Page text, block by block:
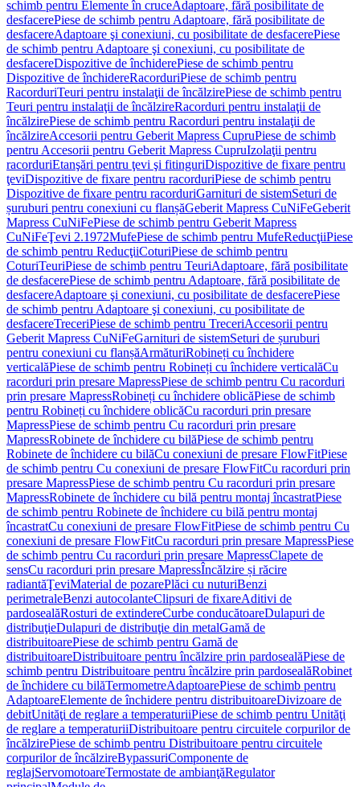
schimb pentru Elemente în cruceAdaptoare, fără posibilitate de
desfacerePiese de schimb pentru Adaptoare, fără posibilitate de
desfacereAdaptoare şi conexiuni, cu posibilitate de desfacerePiese
de schimb pentru Adaptoare şi conexiuni, cu posibilitate de
desfacereDispozitive de închiderePiese de schimb pentru
Dispozitive de închidereRacorduriPiese de schimb pentru
RacorduriTeuri pentru instalaţii de încălzirePiese de schimb pentru
Teuri pentru instalaţii de încălzireRacorduri pentru instalaţii de
încălzirePiese de schimb pentru Racorduri pentru instalaţii de
încălzireAccesorii pentru Geberit Mapress CupruPiese de schimb
pentru Accesorii pentru Geberit Mapress CupruIzolaţii pentru
racorduriEtanşări pentru ţevi şi fitinguriDispozitive de fixare pentru
ţeviDispozitive de fixare pentru racorduriPiese de schimb pentru
Dispozitive de fixare pentru racorduriGarnituri de sistemSeturi de
șuruburi pentru conexiuni cu flanșăGeberit Mapress CuNiFeGeberit
Mapress CuNiFePiese de schimb pentru Geberit Mapress
CuNiFeŢevi 2.1972MufePiese de schimb pentru MufeReducţiiPiese
de schimb pentru ReducţiiCoturiPiese de schimb pentru
CoturiTeuriPiese de schimb pentru TeuriAdaptoare, fără posibilitate
de desfacerePiese de schimb pentru Adaptoare, fără posibilitate de
desfacereAdaptoare şi conexiuni, cu posibilitate de desfacerePiese
de schimb pentru Adaptoare şi conexiuni, cu posibilitate de
desfacereTreceriPiese de schimb pentru TreceriAccesorii pentru
Geberit Mapress CuNiFeGarnituri de sistemSeturi de șuruburi
pentru conexiuni cu flanșăArmăturiRobineți cu închidere
verticalăPiese de schimb pentru Robineți cu închidere verticalăCu
racorduri prin presare MapressPiese de schimb pentru Cu racorduri
prin presare MapressRobineți cu închidere oblicăPiese de schimb
pentru Robineți cu închidere oblicăCu racorduri prin presare
MapressPiese de schimb pentru Cu racorduri prin presare
MapressRobinete de închidere cu bilăPiese de schimb pentru
Robinete de închidere cu bilăCu conexiuni de presare FlowFitPiese
de schimb pentru Cu conexiuni de presare FlowFitCu racorduri prin
presare MapressPiese de schimb pentru Cu racorduri prin presare
MapressRobinete de închidere cu bilă pentru montaj încastratPiese
de schimb pentru Robinete de închidere cu bilă pentru montaj
încastratCu conexiuni de presare FlowFitPiese de schimb pentru Cu
conexiuni de presare FlowFitCu racorduri prin presare MapressPiese
de schimb pentru Cu racorduri prin presare MapressClapete de
sensCu racorduri prin presare MapressÎncălzire și răcire
radiantăŢeviMaterial de pozarePlăci cu nuturiBenzi
perimetraleBenzi autocolanteClipsuri de fixareAditivi de
pardosealăRosturi de extindereCurbe conducătoareDulapuri de
distribuţieDulapuri de distribuţie din metalGamă de
distribuitoarePiese de schimb pentru Gamă de
distribuitoareDistribuitoare pentru încălzire prin pardosealăPiese de
schimb pentru Distribuitoare pentru încălzire prin pardosealăRobinet
de închidere cu bilăTermometreAdaptoarePiese de schimb pentru
AdaptoareElemente de închidere pentru distribuitoareDivizoare de
debitUnităţi de reglare a temperaturiiPiese de schimb pentru Unităţi
de reglare a temperaturiiDistribuitoare pentru circuitele corpurilor de
încălzirePiese de schimb pentru Distribuitoare pentru circuitele
corpurilor de încălzireBypassuriComponente de
reglajServomotoareTermostate de ambianţăRegulator